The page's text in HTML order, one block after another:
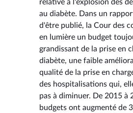
relative à l'explosion des
au diabète. Dans un
d'être publié, la Cour des
en lumière un budget
grandissant de la prise en
diabète, une faible
qualité de la prise en
des hospitalisations qui,
pas à diminuer. De 2015 à
budgets ont augmenté de